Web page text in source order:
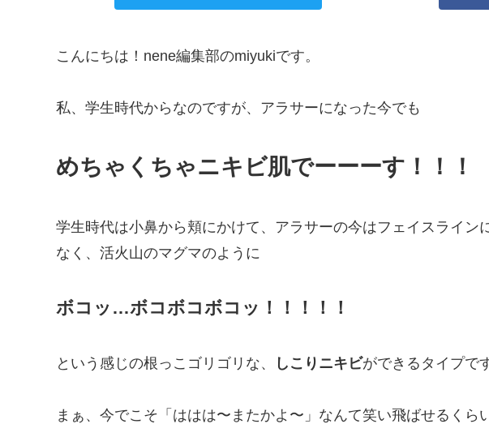
こんにちは！nene編集部のmiyukiです。
私、学生時代からなのですが、アラサーになった今でも
めちゃくちゃニキビ肌でーーーす！！！
学生時代は小鼻から頬にかけて、アラサーの今はフェイスライン
なく、活火山のマグマのように
ボコッ…ボコボコボコッ！！！！！
という感じの根っこゴリゴリな、 しこりニキビができるタイプで
まぁ、今でこそ「ははは〜またかよ〜」なんて笑い飛ばせるくら